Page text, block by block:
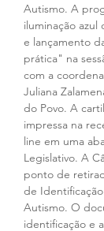
Autismo. A
iluminação
e lançamento
prática" na
com a
Juliana
do Povo. A
impressa na
line em uma
Legislativo. A
ponto de
de
Autismo. O
identificação e